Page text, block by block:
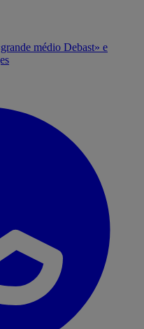
médio Debast» e